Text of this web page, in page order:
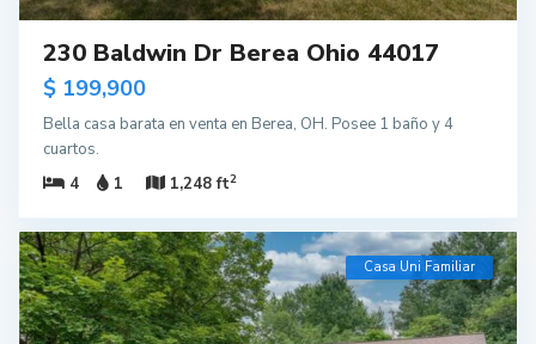
230 Baldwin Dr Berea Ohio 44017
$ 199,900
Bella casa barata en venta en Berea, OH. Posee 1 baño y 4
cuartos.
4
1 1,248 ft2
Casa Uni Familiar